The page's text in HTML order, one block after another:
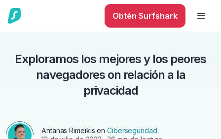
Obtén Surfshark
Exploramos los mejores y los peores
navegadores on relación a la
privacidad
Antanas Rimeikis enCiberseguridad